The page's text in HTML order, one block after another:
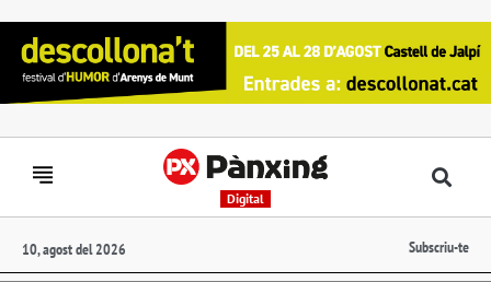
Digital
10, agost del 2026 Subscriu-te